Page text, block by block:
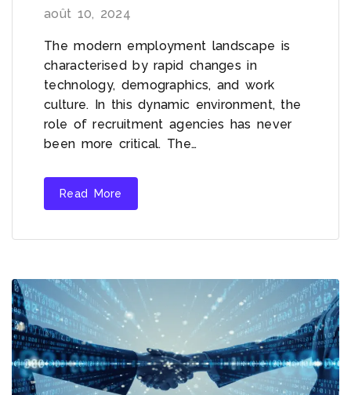
août 10, 2024
The modern employment landscape is
characterised by rapid changes in
technology, demographics, and work
culture. In this dynamic environment, the
role of recruitment agencies has never
been more critical. The…
Read More